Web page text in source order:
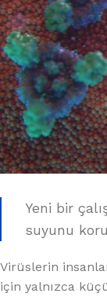
Yeni bir
suyunu
Virüslerin
için yalnızca